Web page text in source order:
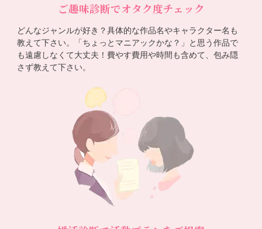
ご趣味診断でオタク度チェック
どんなジャンルが好き？具体的な作品名やキャラクター名も
教えて下さい。「ちょっとマニアックかな？」と思う作品で
も遠慮しなくて大丈夫！費やす費用や時間も含めて、包み隠
さず教えて下さい。